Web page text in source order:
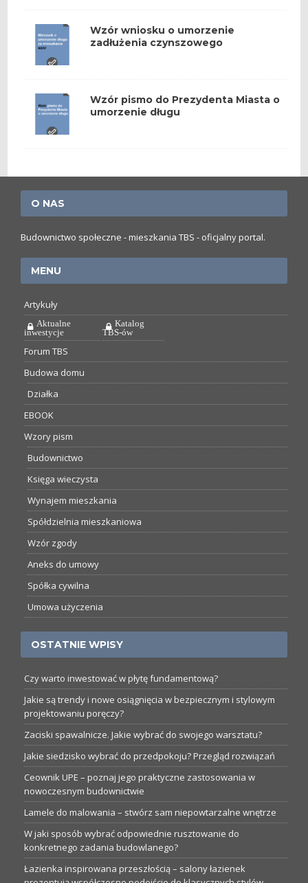
Wzór wniosku o umorzenie
zadłużenia czynszowego
Wzór pismo do Prezydenta Miasta o
umorzenie długu
O NAS
Budownictwo społeczne - mieszkania TBS - oficjalny portal.
MENU
Artykuły
Aktualne
inwestycje
Katalog
TBS-ów
Forum TBS
Budowa domu
Działka
EBOOK
Wzory pism
Budownictwo
Księga wieczysta
Wynajem mieszkania
Spółdzielnia mieszkaniowa
Wzór zgody
Aneks do umowy
Spółka cywilna
Umowa użyczenia
OSTATNIE WPISY
Czy warto inwestować w płytę fundamentową?
Jakie są trendy i nowe osiągnięcia w bezpiecznym i stylowym
projektowaniu poręczy?
Zaciski spawalnicze. Jakie wybrać do swojego warsztatu?
Jakie siedzisko wybrać do przedpokoju? Przegląd rozwiązań
Ceownik UPE – poznaj jego praktyczne zastosowania w
nowoczesnym budownictwie
Lamele do malowania – stwórz sam niepowtarzalne wnętrze
W jaki sposób wybrać odpowiednie rusztowanie do
konkretnego zadania budowlanego?
Łazienka inspirowana przeszłością – salony łazienek